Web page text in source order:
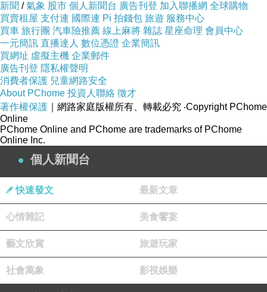
很多人猜的9號筆記本，其實是2007年印刷的版
本
新聞 /氣象 股市 個人新聞台 廣告刊登 加入聯播網 全球購物
買賣租屋 支付連 國際連 Pi 拍錢包 旅遊 服務中心
買車 旅行團 汽車險推薦 線上麻將 雜誌 星座命理 會員中心
一元簡訊 直播達人 數位憑證 企業簡訊
買網址 虛擬主機 企業郵件
廣告刊登 隱私權聲明
消費者保護 兒童網路安全
About PChome 投資人聯絡 徵才
著作權保護 ｜網路家庭版權所有、轉載必究 ‧Copyright PChome
Online
PChome Online and PChome are trademarks of PChome
Online Inc.
個人新聞台
快速發文 最新文章
心情雜記 美食饗宴
藝文欣賞 旅遊玩家
社會萬象 影視娛樂